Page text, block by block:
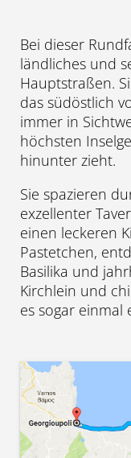
Bei dieser
ländliches und
Hauptstraßen.
das südöstlich
immer in
höchsten
hinunter zieht.
Sie spazieren
exzellenter
einen leckeren
Pastetchen,
Basilika und
Kirchlein und
es sogar einmal